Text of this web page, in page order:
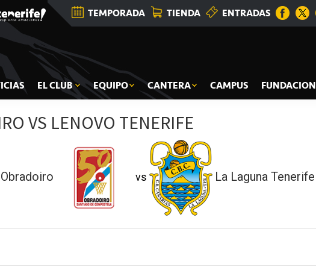
TEMPORADA TIENDA ENTRADAS
EL CLUB EQUIPO CANTERA CAMPUS FUNDACION
VS LENOVO TENERIFE
vs La Laguna Tenerife